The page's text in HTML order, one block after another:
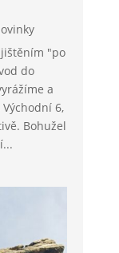
jištěním "po
do
a
6,
Bohužel